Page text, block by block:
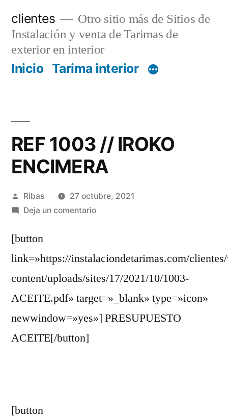
contenido
clientes
Otro sitio más de Sitios de
Instalación y venta de Tarimas de
exterior en interior
Inicio Tarima interior
REF 1003 // IROKO
ENCIMERA
Publicado
por
Ribas
27 octubre, 2021
Deja un comentarioen
ENCIMERA
[button
link=»https://instalaciondetarimas.com/
content/uploads/sites/17/2021/10/1003-
ACEITE.pdf» target=»_blank» type=»icon»
newwindow=»yes»] PRESUPUESTO
ACEITE[/button]
[button